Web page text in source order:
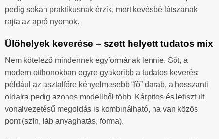
pedig sokan praktikusnak érzik, mert kevésbé látszanak
rajta az apró nyomok.
Ülőhelyek keverése – szett helyett tudatos mix
Nem kötelező mindennek egyformának lennie. Sőt, a
modern otthonokban egyre gyakoribb a tudatos keverés:
például az asztalfőre kényelmesebb “fő” darab, a hosszanti
oldalra pedig azonos modellből több. Kárpitos és letisztult
vonalvezetésű megoldás is kombinálható, ha van közös
pont (szín, láb anyaghatás, forma).